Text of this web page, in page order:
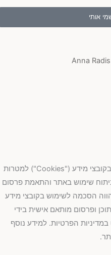
אותי
לידיעתך, באתר זה אנו עושים שימוש בקובצי מידע ("Cookies") למטרות
שימוש באתר והתאמת פרסום
הסכמה לשימוש בקובצי מידע
ופרסום מותאם אישית בידי
הפרטיות. למידע נוסף